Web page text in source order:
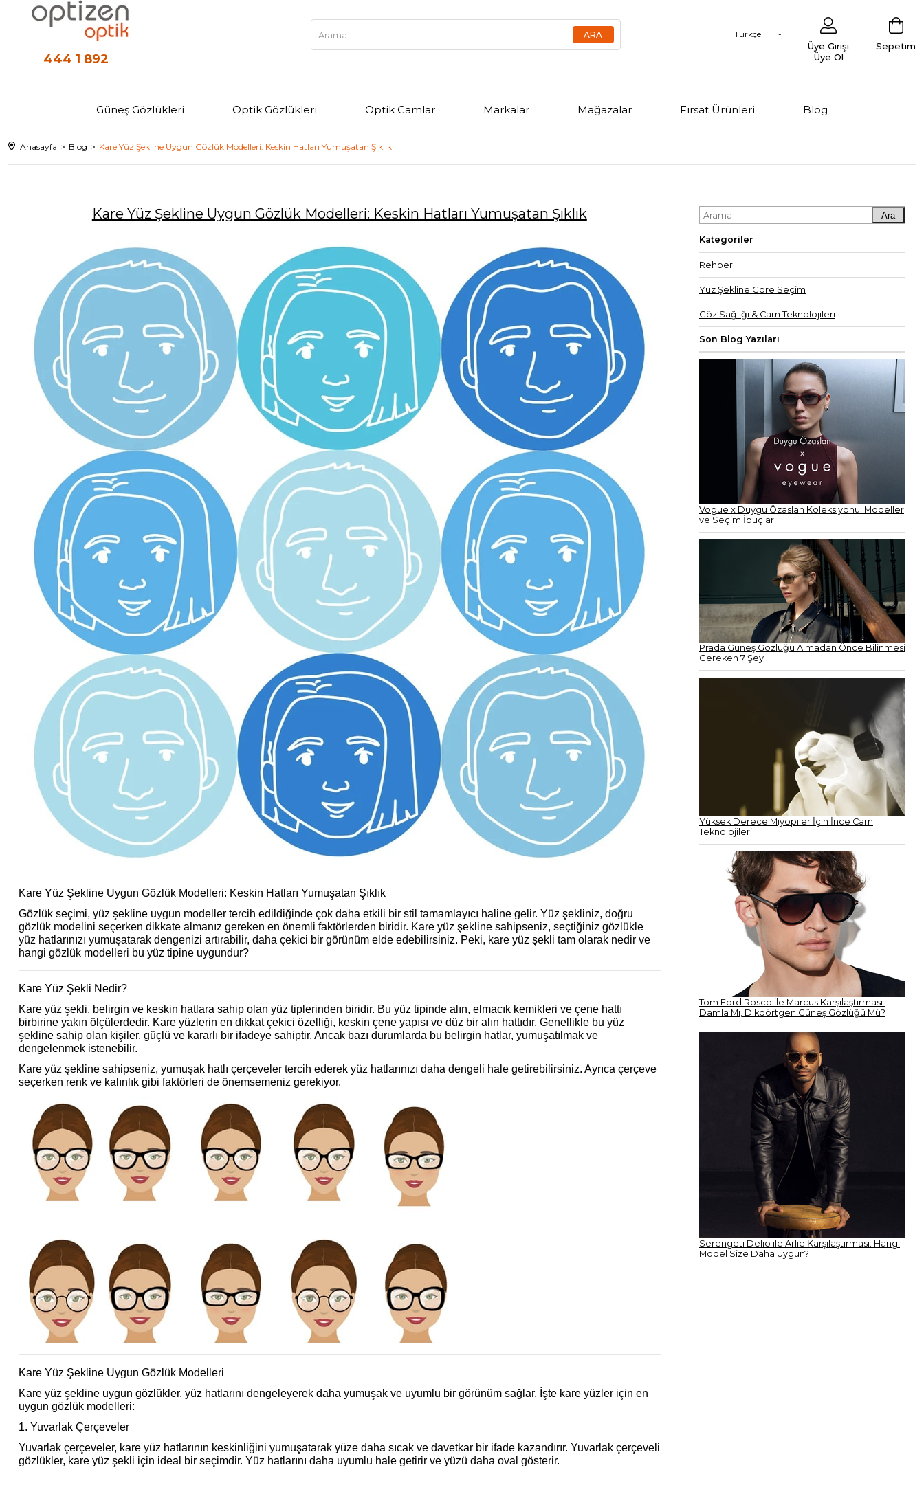
444 1 892
Türkçe
Sepetim
Üye Girişi
Üye Ol
Güneş Gözlükleri Optik Gözlükleri Optik Camlar Markalar Mağazalar Fırsat Ürünleri Blog
Anasayfa Blog Kare Yüz Şekline Uygun Gözlük Modelleri: Keskin Hatları Yumuşatan Şıklık
Kare Yüz Şekline Uygun Gözlük Modelleri: Keskin Hatları Yumuşatan Şıklık
Kare Yüz Şekline Uygun Gözlük Modelleri: Keskin Hatları Yumuşatan Şıklık
Gözlük seçimi, yüz şekline uygun modeller tercih edildiğinde çok daha etkili bir stil tamamlayıcı haline gelir. Yüz şekliniz, doğru
gözlük modelini seçerken dikkate almanız gereken en önemli faktörlerden biridir. Kare yüz şekline sahipseniz, seçtiğiniz gözlükle
yüz hatlarınızı yumuşatarak dengenizi artırabilir, daha çekici bir görünüm elde edebilirsiniz. Peki, kare yüz şekli tam olarak nedir ve
hangi gözlük modelleri bu yüz tipine uygundur?
Kare Yüz Şekli Nedir?
Kare yüz şekli, belirgin ve keskin hatlara sahip olan yüz tiplerinden biridir. Bu yüz tipinde alın, elmacık kemikleri ve çene hattı
birbirine yakın ölçülerdedir. Kare yüzlerin en dikkat çekici özelliği, keskin çene yapısı ve düz bir alın hattıdır. Genellikle bu yüz
şekline sahip olan kişiler, güçlü ve kararlı bir ifadeye sahiptir. Ancak bazı durumlarda bu belirgin hatlar, yumuşatılmak ve
dengelenmek istenebilir.
Kare yüz şekline sahipseniz, yumuşak hatlı çerçeveler tercih ederek yüz hatlarınızı daha dengeli hale getirebilirsiniz. Ayrıca çerçeve
seçerken renk ve kalınlık gibi faktörleri de önemsemeniz gerekiyor.
Kare Yüz Şekline Uygun Gözlük Modelleri
Kare yüz şekline uygun gözlükler, yüz hatlarını dengeleyerek daha yumuşak ve uyumlu bir görünüm sağlar. İşte kare yüzler için en
uygun gözlük modelleri:
1. Yuvarlak Çerçeveler
Yuvarlak çerçeveler, kare yüz hatlarının keskinliğini yumuşatarak yüze daha sıcak ve davetkar bir ifade kazandırır. Yuvarlak çerçeveli
gözlükler, kare yüz şekli için ideal bir seçimdir. Yüz hatlarını daha uyumlu hale getirir ve yüzü daha oval gösterir.
Ara
Kategoriler
Rehber
Yüz Şekline Göre Seçim
Göz Sağlığı & Cam Teknolojileri
Son Blog Yazıları
Vogue x Duygu Özaslan Koleksiyonu: Modeller
ve Seçim İpuçları
Prada Güneş Gözlüğü Almadan Önce Bilinmesi
Gereken 7 Şey
Yüksek Derece Miyopiler İçin İnce Cam
Teknolojileri
Tom Ford Rosco ile Marcus Karşılaştırması:
Damla Mı, Dikdörtgen Güneş Gözlüğü Mü?
Serengeti Delio ile Arlie Karşılaştırması: Hangi
Model Size Daha Uygun?